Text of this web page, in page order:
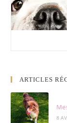
ARTICLES
8